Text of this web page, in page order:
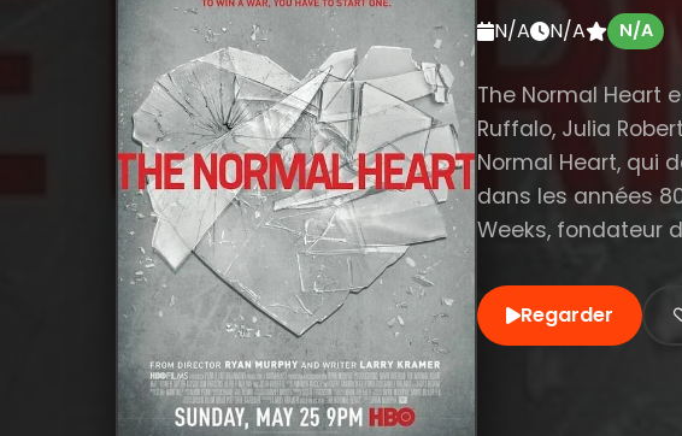
N/A N/A N/A
The Normal Heart
Ruffalo, Julia
Normal Heart, qui
dans les années
Weeks, fondateur
Regarder